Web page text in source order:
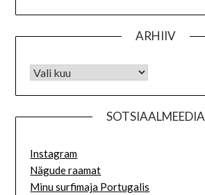
ARHIIV
SOTSIAALMEEDIA
Instagram
Nägude raamat
Minu surfimaja Portugalis